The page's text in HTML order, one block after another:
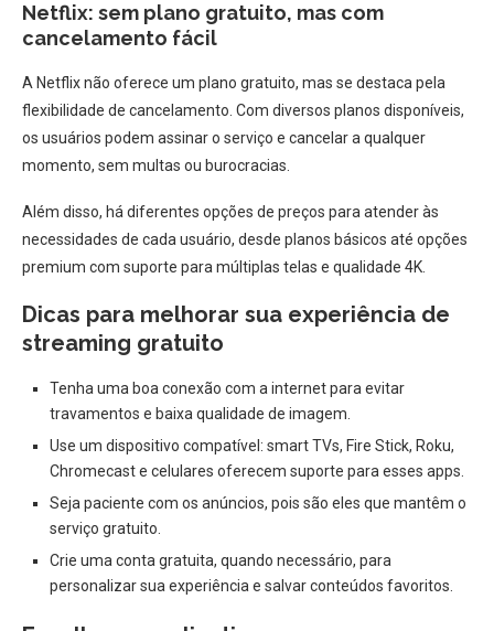
Netflix: sem plano gratuito, mas com
cancelamento fácil
A Netflix não oferece um plano gratuito, mas se destaca pela
flexibilidade de cancelamento. Com diversos planos disponíveis,
os usuários podem assinar o serviço e cancelar a qualquer
momento, sem multas ou burocracias.
Além disso, há diferentes opções de preços para atender às
necessidades de cada usuário, desde planos básicos até opções
premium com suporte para múltiplas telas e qualidade 4K.
Dicas para melhorar sua experiência de
streaming gratuito
Tenha uma boa conexão com a internet para evitar
travamentos e baixa qualidade de imagem.
Use um dispositivo compatível: smart TVs, Fire Stick, Roku,
Chromecast e celulares oferecem suporte para esses apps.
Seja paciente com os anúncios, pois são eles que mantêm o
serviço gratuito.
Crie uma conta gratuita, quando necessário, para
personalizar sua experiência e salvar conteúdos favoritos.